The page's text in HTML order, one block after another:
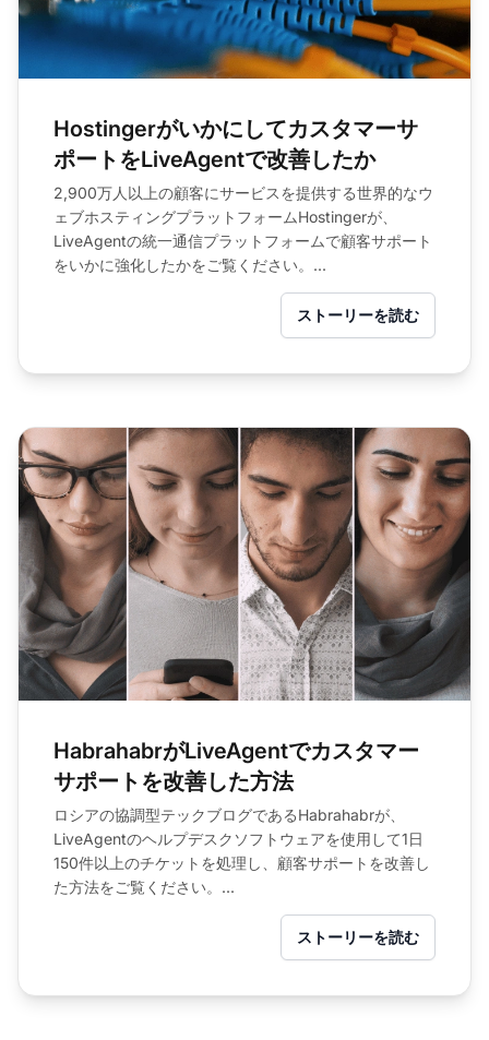
Hostingerがいかにしてカスタマーサ
ポートをLiveAgentで改善したか
2,900万人以上の顧客にサービスを提供する世界的なウ
ェブホスティングプラットフォームHostingerが、
LiveAgentの統一通信プラットフォームで顧客サポート
をいかに強化したかをご覧ください。...
ストーリーを読む
HabrahabrがLiveAgentでカスタマー
サポートを改善した方法
ロシアの協調型テックブログであるHabrahabrが、
LiveAgentのヘルプデスクソフトウェアを使用して1日
150件以上のチケットを処理し、顧客サポートを改善し
た方法をご覧ください。...
ストーリーを読む